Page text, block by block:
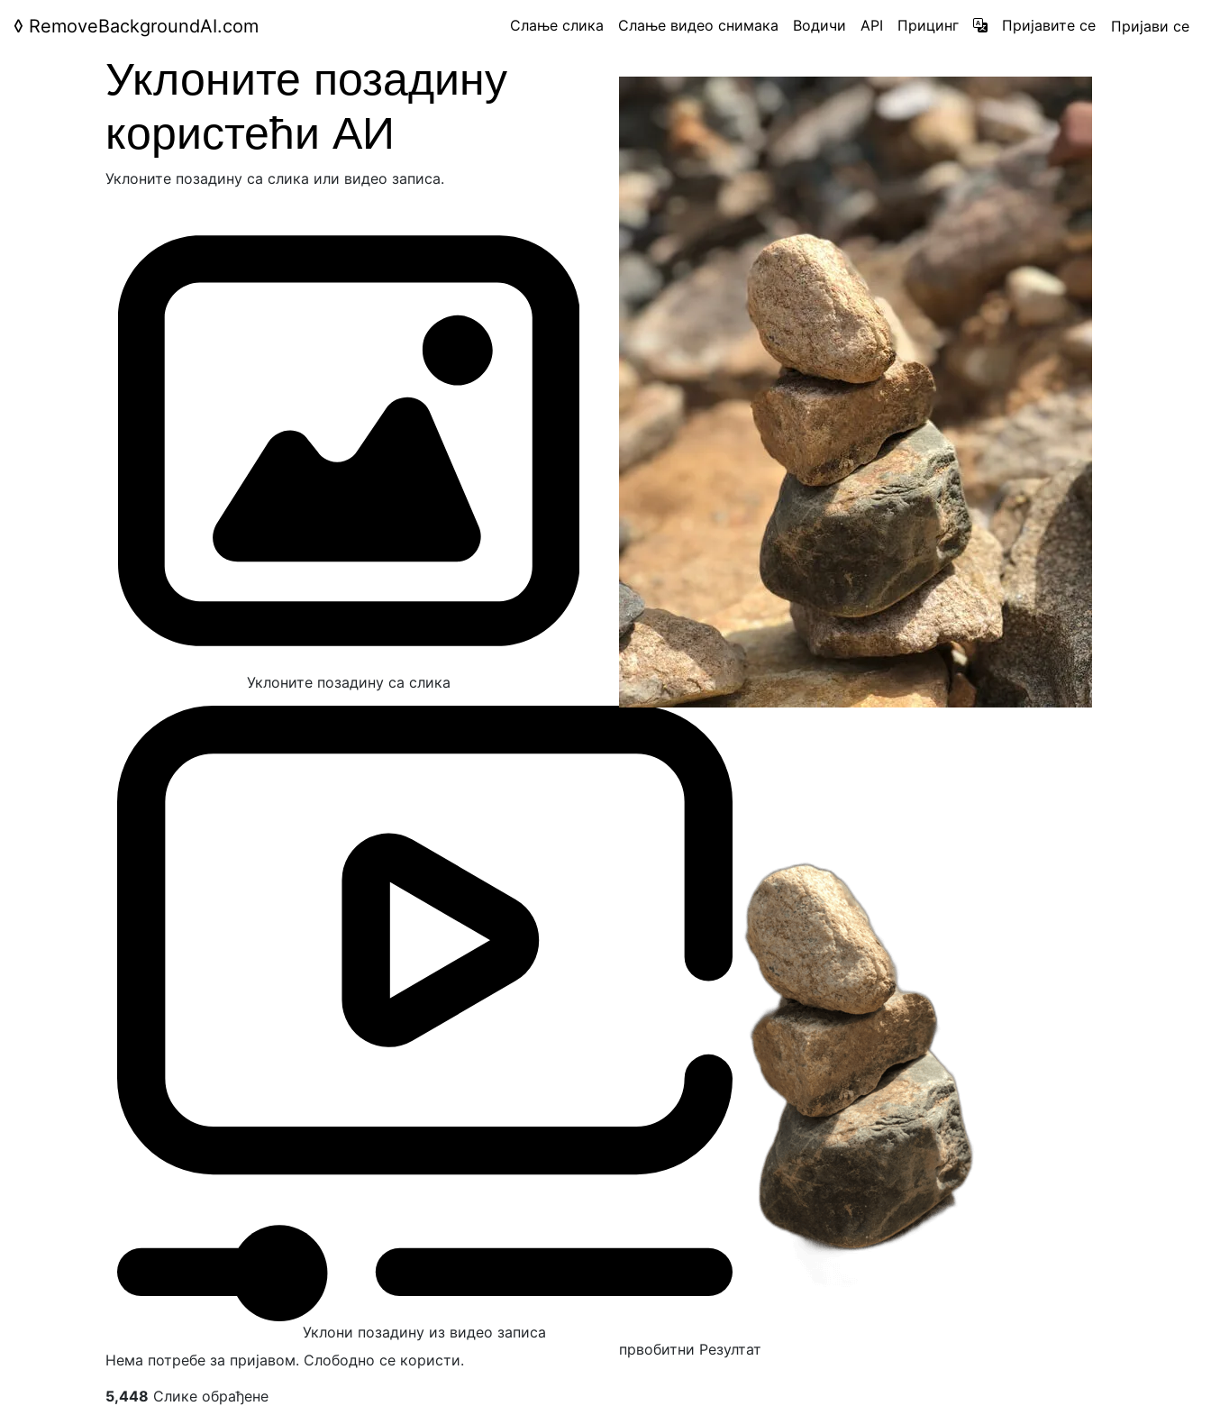
◊ RemoveBackgroundAI.com Слање слика Слање видео снимака Водичи API Прицинг Пријавите се Пријави се
Уклоните позадину
користећи АИ
Уклоните позадину са слика или видео записа.
Уклоните позадину са слика
Уклони позадину из видео записа
Нема потребе за пријавом. Слободно се користи.
првобитни Резултат
5,448 Слике обрађене